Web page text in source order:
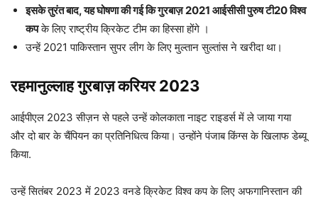
इसके तुरंत बाद, यह घोषणा की गई कि गुरबाज़ 2021 आईसीसी पुरुष टी20 विश्व
कपके लिए राष्ट्रीय क्रिकेट टीम का हिस्सा होंगे ।
उन्हें 2021 पाकिस्तान सुपर लीग के लिए मुल्तान सुल्तांस ने खरीदा था।
रहमानुल्लाह गुरबाज़ करियर 2023
आईपीएल 2023 सीज़न से पहले उन्हें कोलकाता नाइट राइडर्स में ले जाया गया
और दो बार के चैंपियन का प्रतिनिधित्व किया। उन्होंने पंजाब किंग्स के खिलाफ डेब्यू
किया.
उन्हें सितंबर 2023 में 2023 वनडे क्रिकेट विश्व कप के लिए अफगानिस्तान की